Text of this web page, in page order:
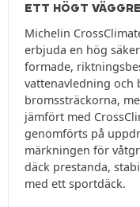
ETT HÖGT
Michelin
erbjuda en hög
formade,
vattenavledning och
bromssträckorna,
jämfört med
genomförts på
märkningen för
däck prestanda,
med ett sportdäck.